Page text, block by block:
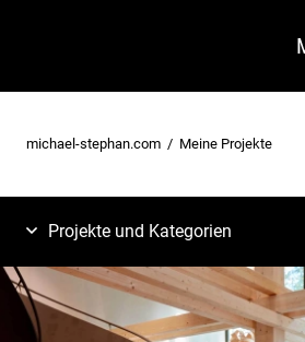
michael-stephan.com Meine Projekte
Projekte und Kategorien